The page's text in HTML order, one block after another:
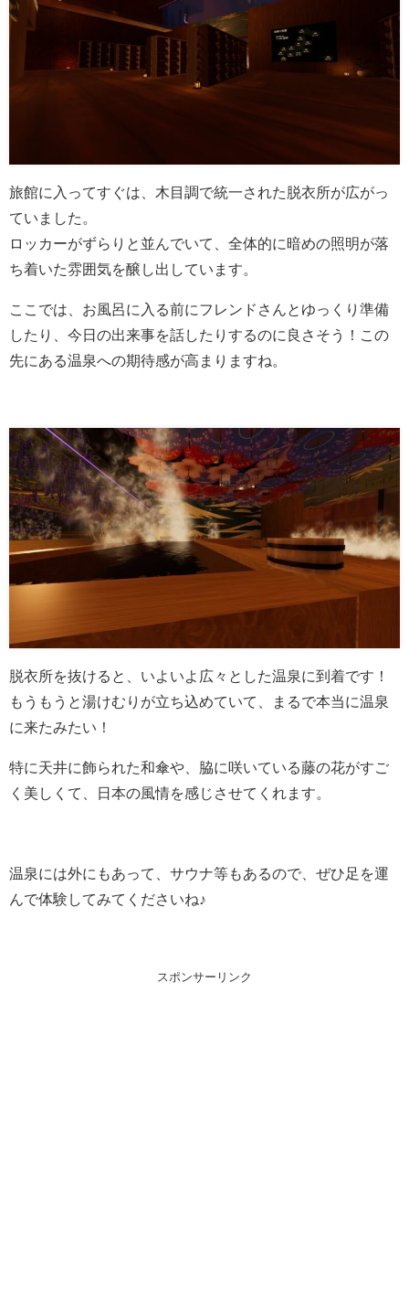
旅館に入ってすぐは、木目調で統一された脱衣所が広がっ
ていました。
ロッカーがずらりと並んでいて、全体的に暗めの照明が落
ち着いた雰囲気を醸し出しています。
ここでは、お風呂に入る前にフレンドさんとゆっくり準備
したり、今日の出来事を話したりするのに良さそう！この
先にある温泉への期待感が高まりますね。
脱衣所を抜けると、いよいよ広々とした温泉に到着です！
もうもうと湯けむりが立ち込めていて、まるで本当に温泉
に来たみたい！
特に天井に飾られた和傘や、脇に咲いている藤の花がすご
く美しくて、日本の風情を感じさせてくれます。
温泉には外にもあって、サウナ等もあるので、ぜひ足を運
んで体験してみてくださいね♪
スポンサーリンク